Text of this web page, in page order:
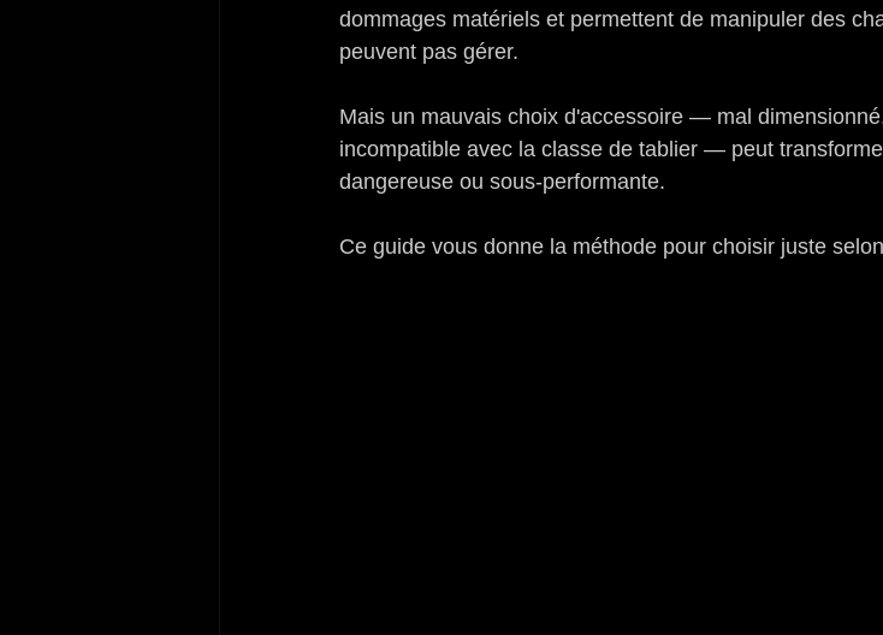
dommages matériels et permettent de manipuler des
peuvent pas gérer.
Mais un mauvais choix d'accessoire — mal
incompatible avec la classe de tablier — peut
dangereuse ou sous-performante.
Ce guide vous donne la méthode pour choisir juste